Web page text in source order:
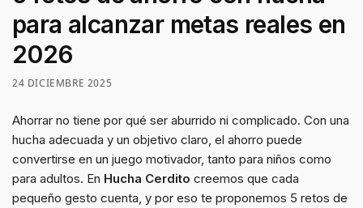
para alcanzar metas reales en
2026
24 DICIEMBRE 2025
Ahorrar no tiene por qué ser aburrido ni complicado. Con una
hucha adecuada y un objetivo claro, el ahorro puede
convertirse en un juego motivador, tanto para niños como
para adultos. En Hucha Cerdito creemos que cada
pequeño gesto cuenta, y por eso te proponemos 5 retos de